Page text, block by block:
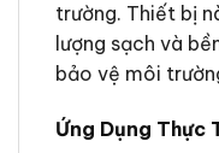
trường. Thiết bị
lượng sạch và
bảo vệ môi
Ứng Dụng Thực